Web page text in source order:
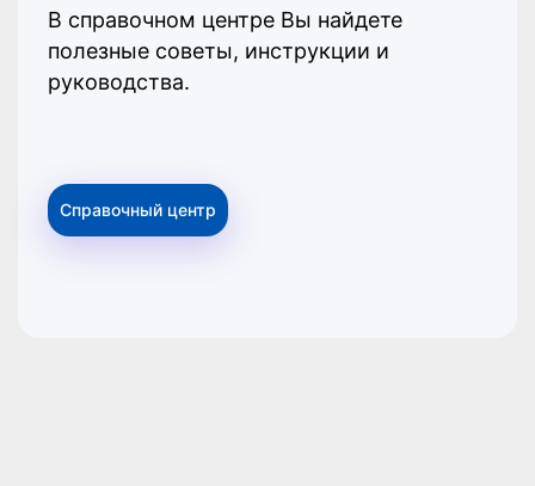
В справочном центре Вы найдете
полезные советы, инструкции и
руководства.
Справочный центр